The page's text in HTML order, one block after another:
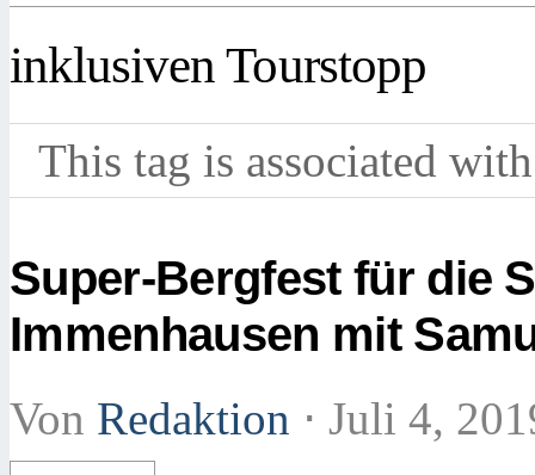
inklusiven Tourstopp
This tag is associated
Super-Bergfest für die
Immenhausen mit
Von Redaktion ⋅ Juli 4,